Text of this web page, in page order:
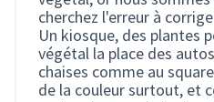
cherchez l'erreur à
Un kiosque, des plantes
végétal la place des
chaises comme au
de la couleur surtout, et